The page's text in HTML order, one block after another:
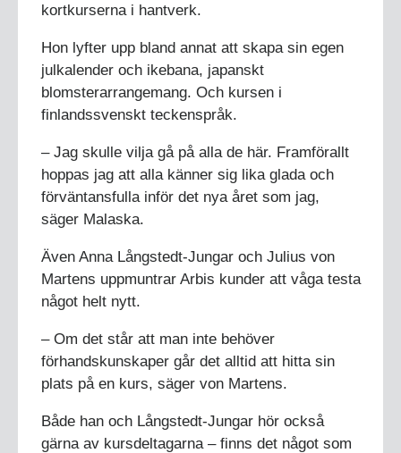
kortkurserna i hantverk.
Hon lyfter upp bland annat att skapa sin egen
julkalender och ikebana, japanskt
blomsterarrangemang. Och kursen i
finlandssvenskt teckenspråk.
– Jag skulle vilja gå på alla de här. Framförallt
hoppas jag att alla känner sig lika glada och
förväntansfulla inför det nya året som jag,
säger Malaska.
Även Anna Långstedt-Jungar och Julius von
Martens uppmuntrar Arbis kunder att våga testa
något helt nytt.
– Om det står att man inte behöver
förhandskunskaper går det alltid att hitta sin
plats på en kurs, säger von Martens.
Både han och Långstedt-Jungar hör också
gärna av kursdeltagarna – finns det något som